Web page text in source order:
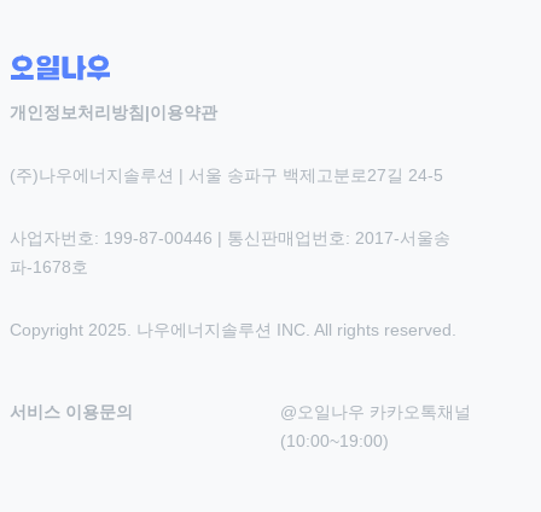
개인정보처리방침 |이용약관
(주)나우에너지솔루션 | 서울 송파구 백제고분로27길 24-5
사업자번호: 199-87-00446 | 통신판매업번호: 2017-서울송
파-1678호
Copyright 2025. 나우에너지솔루션 INC. All rights reserved.
서비스 이용문의
@오일나우 카카오톡채널
(10:00~19:00)